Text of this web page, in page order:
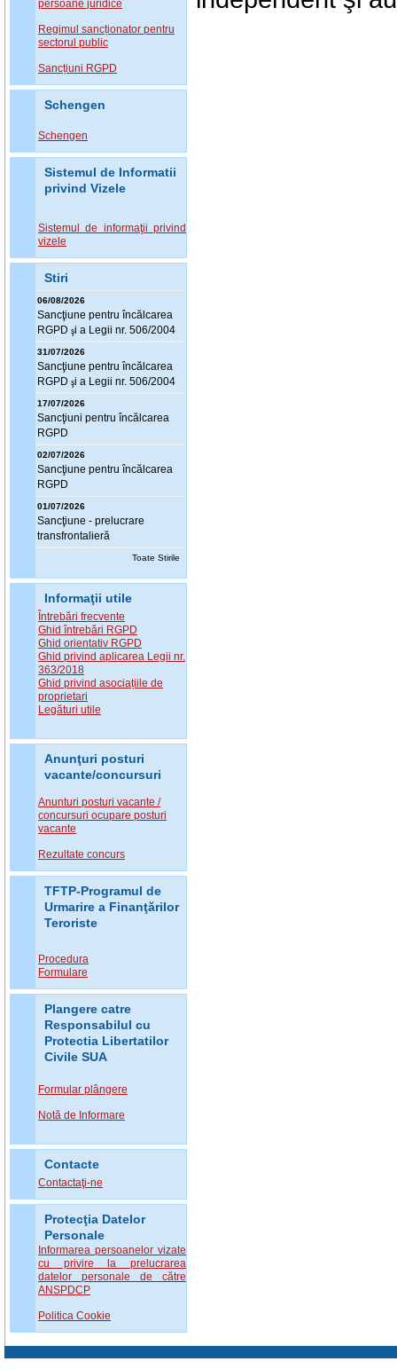
persoane juridice
Regimul sancționator pentru
sectorul public
Sancțiuni RGPD
Schengen
Schengen
Sistemul de Informatii
privind Vizele
Sistemul de informaţii privind
vizele
Stiri
06/08/2026
Sancţiune pentru încălcarea
RGPD şi a Legii nr. 506/2004
31/07/2026
Sancţiune pentru încălcarea
RGPD şi a Legii nr. 506/2004
17/07/2026
Sancţiuni pentru încălcarea
RGPD
02/07/2026
Sancţiune pentru încălcarea
RGPD
01/07/2026
Sancţiune - prelucrare
transfrontalieră
Toate Stirile
Informaţii utile
Întrebări frecvente
Ghid întrebări RGPD
Ghid orientativ RGPD
Ghid privind aplicarea Legii nr.
363/2018
Ghid privind asociațiile de
proprietari
Legături utile
Anunţuri posturi
vacante/concursuri
Anunturi posturi vacante /
concursuri ocupare posturi
vacante
Rezultate concurs
TFTP-Programul de
Urmarire a Finanţărilor
Teroriste
Procedura
Formulare
Plangere catre
Responsabilul cu
Protectia Libertatilor
Civile SUA
Formular plângere
Notă de Informare
Contacte
Contactaţi-ne
Protecţia Datelor
Personale
Informarea persoanelor vizate
cu privire la prelucrarea
datelor personale de către
ANSPDCP
Politica Cookie